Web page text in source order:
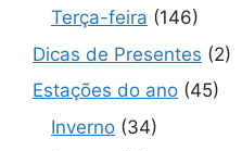
Terça-feira (146)
Dicas de Presentes (2)
Estações do ano (45)
Inverno (34)